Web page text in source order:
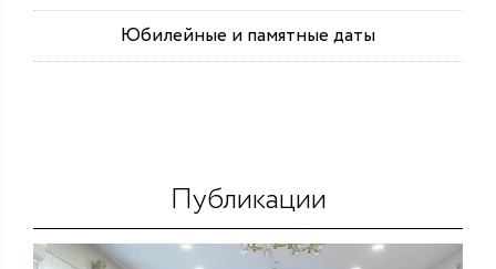
Юбилейные и памятные даты
Публикации